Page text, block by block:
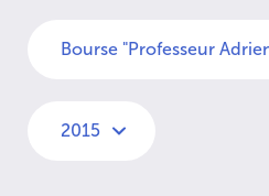
Bourse "Professeur
2015